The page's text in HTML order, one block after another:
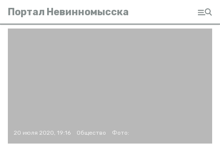
Портал Невинномысска
20 июля 2020, 19:16 Общество Фото: